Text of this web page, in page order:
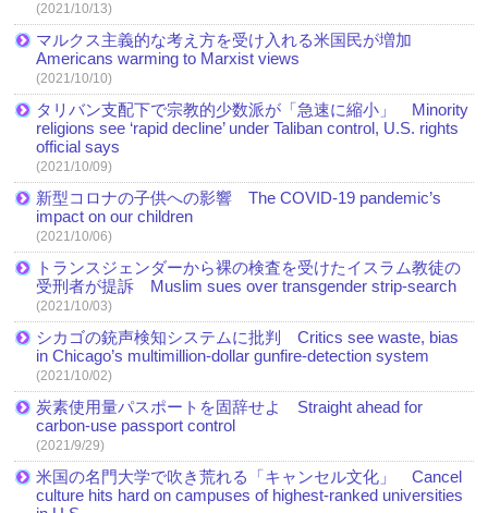
(2021/10/13)
マルクス主義的な考え方を受け入れる米国民が増加
Americans warming to Marxist views
(2021/10/10)
タリバン支配下で宗教的少数派が「急速に縮小」 Minority
religions see ‘rapid decline’ under Taliban control, U.S. rights
official says
(2021/10/09)
新型コロナの子供への影響 The COVID-19 pandemic’s
impact on our children
(2021/10/06)
トランスジェンダーから裸の検査を受けたイスラム教徒の
受刑者が提訴 Muslim sues over transgender strip-search
(2021/10/03)
シカゴの銃声検知システムに批判 Critics see waste, bias
in Chicago’s multimillion-dollar gunfire-detection system
(2021/10/02)
炭素使用量パスポートを固辞せよ Straight ahead for
carbon-use passport control
(2021/9/29)
米国の名門大学で吹き荒れる「キャンセル文化」 Cancel
culture hits hard on campuses of highest-ranked universities